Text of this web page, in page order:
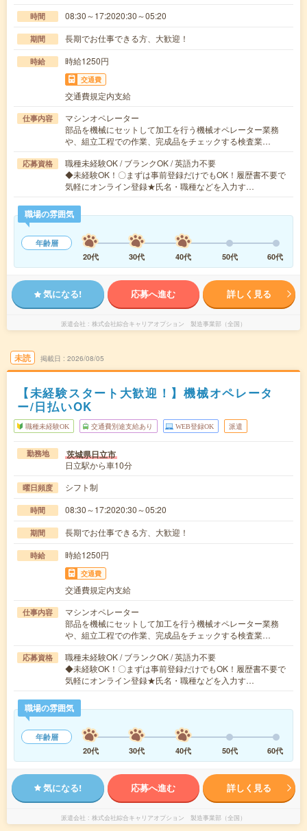
時間 08:30～17:2020:30～05:20
期間 長期でお仕事できる方、大歓迎！
時給 時給1250円
交通費
交通費規定内支給
仕事内容
マシンオペレーター
部品を機械にセットして加工を行う機械オペレーター業務
や、組立工程での作業、完成品をチェックする検査業…
応募資格
職種未経験OK / ブランクOK / 英語力不要
◆未経験OK！〇まずは事前登録だけでもOK！履歴書不要で
気軽にオンライン登録★氏名・職種などを入力す…
職場の雰囲気
年齢層
20代
30代 40代 50代 60代
気になる! 応募へ進む 詳しく見る
派遣会社 株式会社綜合キャリアオプション 製造事業部（全国）
未読 掲載日 2026/08/05
【未経験スタート大歓迎！】機械オペレータ
ー/日払いOK
職種未経験OK 交通費別途支給あり WEB登録OK 派遣
勤務地 茨城県日立市
日立駅から車10分
曜日頻度 シフト制
時間 08:30～17:2020:30～05:20
期間 長期でお仕事できる方、大歓迎！
時給 時給1250円
交通費
交通費規定内支給
仕事内容
マシンオペレーター
部品を機械にセットして加工を行う機械オペレーター業務
や、組立工程での作業、完成品をチェックする検査業…
応募資格
職種未経験OK / ブランクOK / 英語力不要
◆未経験OK！〇まずは事前登録だけでもOK！履歴書不要で
気軽にオンライン登録★氏名・職種などを入力す…
職場の雰囲気
年齢層
20代
30代 40代 50代 60代
気になる! 応募へ進む 詳しく見る
派遣会社 株式会社綜合キャリアオプション 製造事業部（全国）